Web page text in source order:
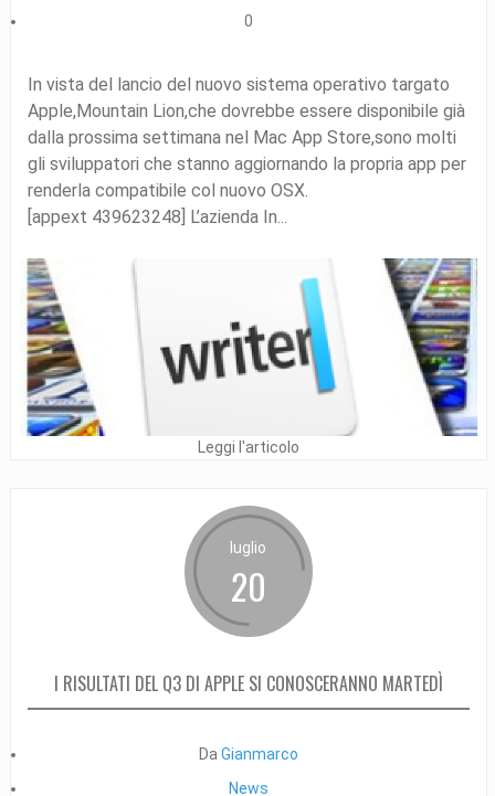
0
In vista del lancio del nuovo sistema operativo targato
Apple,Mountain Lion,che dovrebbe essere disponibile già
dalla prossima settimana nel Mac App Store,sono molti
gli sviluppatori che stanno aggiornando la propria app per
renderla compatibile col nuovo OSX.
[appext 439623248] L’azienda In...
Leggi l'articolo
luglio
20
I RISULTATI DEL Q3 DI APPLE SI CONOSCERANNO MARTEDÌ
Da Gianmarco
News